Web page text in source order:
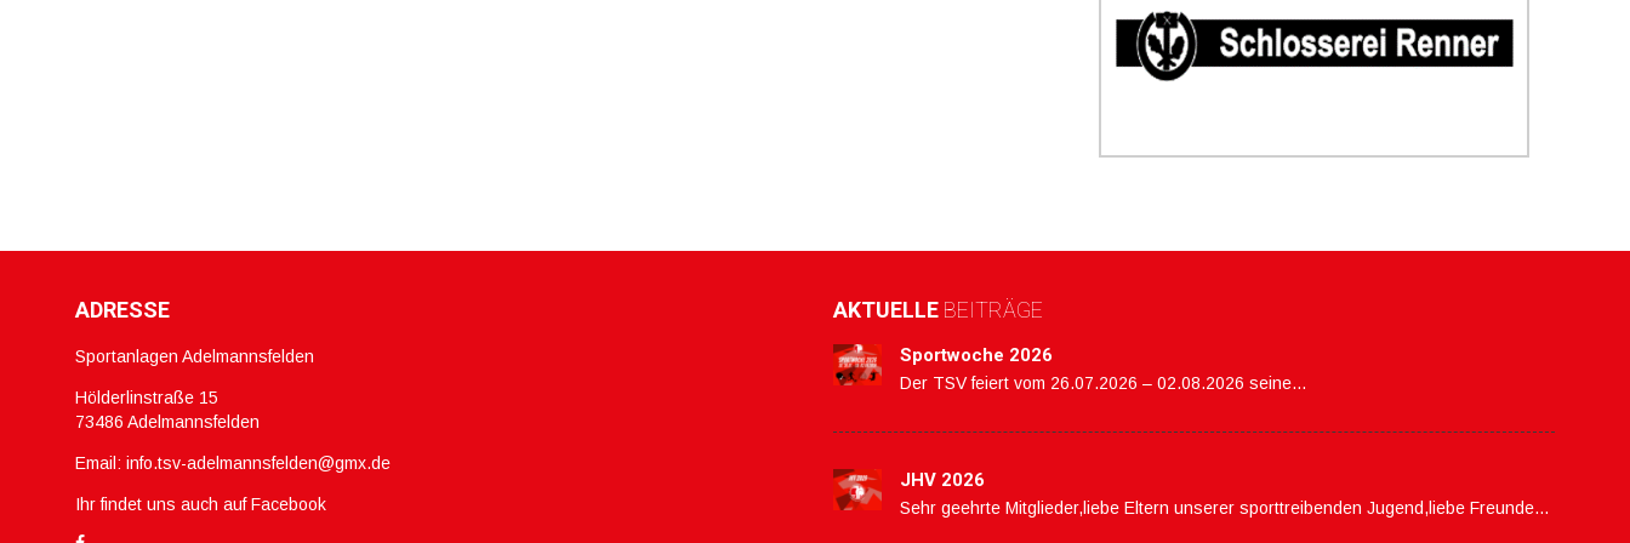
ADRESSE
Sportanlagen Adelmannsfelden
Hölderlinstraße 15
73486 Adelmannsfelden
Email: info.tsv-adelmannsfelden@gmx.de
Ihr findet uns auch auf Facebook
AKTUELLE BEITRÄGE
Sportwoche 2026
Der TSV feiert vom 26.07.2026 – 02.08.2026 seine…
JHV 2026
Sehr geehrte Mitglieder,liebe Eltern unserer sporttreibenden Jugend,liebe Freunde…